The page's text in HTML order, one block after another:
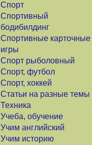
Спорт
Спортивный
бодибилдинг
Спортивные карточные
игры
Спорт рыболовный
Спорт, футбол
Спорт, хоккей
Статьи на разные темы
Техника
Учеба, обучение
Учим английский
Учим историю